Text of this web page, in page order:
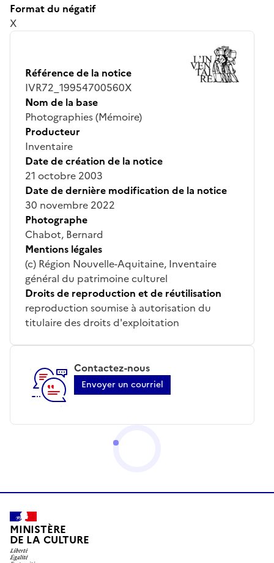
Format du négatif
X
Référence de la notice
IVR72_19954700560X
Nom de la base
Photographies (Mémoire)
Producteur
Inventaire
Date de création de la notice
21 octobre 2003
Date de dernière modification de la notice
30 novembre 2022
Photographe
Chabot, Bernard
Mentions légales
(c) Région Nouvelle-Aquitaine, Inventaire
général du patrimoine culturel
Droits de reproduction et de réutilisation
reproduction soumise à autorisation du
titulaire des droits d'exploitation
Contactez-nous
Envoyer un courriel
MINISTÈRE
DE LA CULTURE